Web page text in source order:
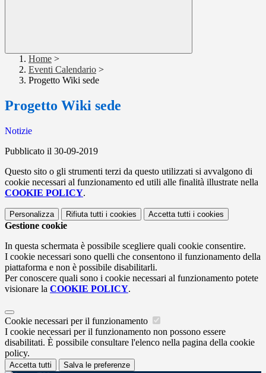
Home >
Eventi Calendario >
Progetto Wiki sede
Progetto Wiki sede
Notizie
Pubblicato il 30-09-2019
Questo sito o gli strumenti terzi da questo utilizzati si avvalgono di
cookie necessari al funzionamento ed utili alle finalità illustrate nella
COOKIE POLICY.
Personalizza Rifiuta tutti i cookies Accetta tutti i cookies
Gestione cookie
In questa schermata è possibile scegliere quali cookie consentire.
I cookie necessari sono quelli che consentono il funzionamento della
piattaforma e non è possibile disabilitarli.
Per conoscere quali sono i cookie necessari al funzionamento potete
visionare la COOKIE POLICY.
Cookie necessari per il funzionamento
I cookie necessari per il funzionamento non possono essere
disabilitati. È possibile consultare l'elenco nella pagina della cookie
policy.
Accetta tutti Salva le preferenze